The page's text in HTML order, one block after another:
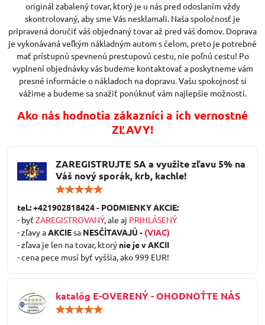
originál zabalený tovar, ktorý je u nás pred odoslaním vždy
skontrolovaný, aby sme Vás nesklamali. Naša spoločnosť je
pripravená doručiť váš objednaný tovar až pred váš domov. Doprava
je vykonávaná veľkým nákladným autom s čelom, preto je potrebné
mať prístupnú spevnenú prestupovú cestu, nie poľnú cestu! Po
vyplnení objednávky vás budeme kontaktovať a poskytneme vám
presné informácie o nákladoch na dopravu. Vašu spokojnosť si
vážime a budeme sa snažiť ponúknuť vám najlepšie možnosti.
Ako nás hodnotia zákazníci a ich vernostné
ZĽAVY!
ZAREGISTRUJTE SA a využite zľavu 5% na
Váš nový sporák, krb, kachle!
/
5
tel.: +421902818424 - PODMIENKY AKCIE:
- byť ZAREGISTROVANÝ, ale aj PRIHLÁSENÝ
- zľavy aAKCIEsa NESČÍTAVAJÚ - (VIAC)
- zľava je len na tovar, ktorý nie je v AKCII
- cena pece musí byť vyššia, ako 999 EUR!
katalóg E-OVERENÝ - OHODNOŤTE NÁS